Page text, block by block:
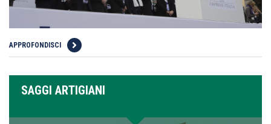
APPROFONDISCI
SAGGI ARTIGIANI